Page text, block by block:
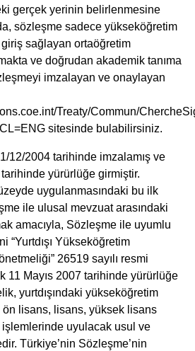
gerçek yerinin belirlenmesine
sözleşme sadece yükseköğretim
sağlayan ortaöğretim
ve doğrudan akademik tanıma
imzalayan ve onaylayan
Treaty/Commun/
sitesinde bulabilirsiniz.
12/2004 tarihinde imzalamış ve
yürürlüğe girmiştir.
uygulanmasındaki bu ilk
ile ulusal mevzuat arasındaki
amacıyla, Sözleşme ile uyumlu
“Yurtdışı Yükseköğretim
26519 sayılı resmi
11 Mayıs 2007 tarihinde yürürlüğe
yurtdışındaki yükseköğretim
ön lisans, lisans, yüksek lisans
işlemlerinde uyulacak usul ve
Türkiye’nin Sözleşme’nin